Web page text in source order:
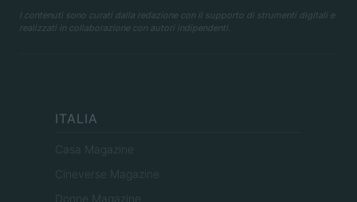
I contenuti sono curati dalla redazione con il supporto di strumenti digitali e
realizzati in collaborazione con autori indipendenti.
ITALIA
Casa Magazine
Cineverse Magazine
Donne Magazine